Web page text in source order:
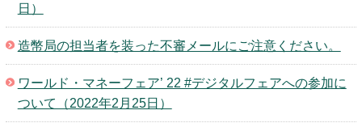
日）
造幣局の担当者を装った不審メールにご注意ください。
ワールド・マネーフェア’ 22 #デジタルフェアへの参加に
ついて（2022年2月25日）